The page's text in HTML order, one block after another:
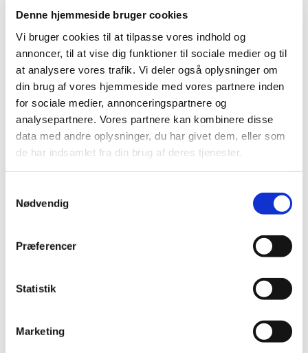
Denne hjemmeside bruger cookies
Vi bruger cookies til at tilpasse vores indhold og
annoncer, til at vise dig funktioner til sociale medier og til
at analysere vores trafik. Vi deler også oplysninger om
din brug af vores hjemmeside med vores partnere inden
for sociale medier, annonceringspartnere og
analysepartnere. Vores partnere kan kombinere disse
data med andre oplysninger, du har givet dem, eller som
de har indsamlet fra din brug af deres tjenester.
Nødvendig
Præferencer
Statistik
Marketing
2026 (84)
2025 (158)
2024 (224)
2023 (195)
2022 (197)
2021 (516)
2020 (263)
2019 (159)
2017 (167)
2012 (44)
2010 (7)